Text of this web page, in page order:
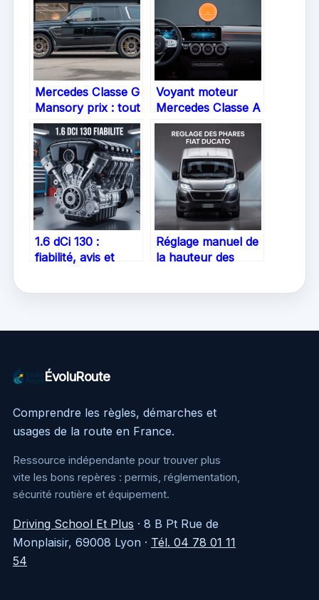
Mercedes Classe G
Mansory prix : tout
comprendre avant
d’acheter
Voyant moteur
Mercedes Classe A
: comprendre,
réagir, rouler
l’esprit tranquille
1.6 dCi 130 :
fiabilité, avis et
Réglage manuel de
la hauteur des
ÉvoluRoute
Comprendre les règles, démarches et
usages de la route en France.
Ressource indépendante pour trouver plus
vite les bons repères : permis, réglementation,
sécurité routière et équipement.
Driving School Et Plus · 8 B Pt Rue de
Monplaisir, 69008 Lyon · Tél. 04 78 01 11
54